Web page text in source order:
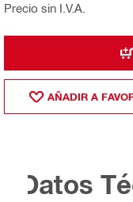
Precio sin I.V.A.
AÑADIR A
Datos